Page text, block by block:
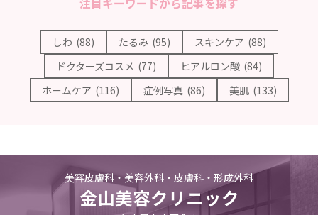
注目キーワードから記事を探す
しわ (88) たるみ (95) スキンケア (88)
ドクターズコスメ (77) ヒアルロン酸 (84)
ホームケア (116) 症例写真 (86) 美肌 (133)
美容皮膚科・美容外科・皮膚科・形成外科
金山美容クリニック